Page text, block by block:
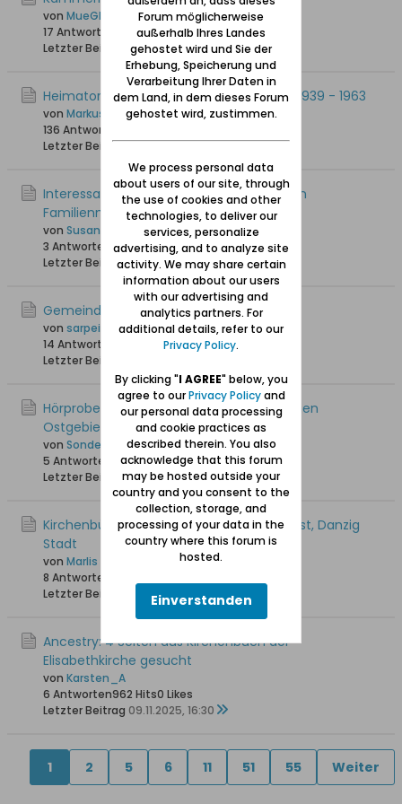
von MueGlo
17 Antworten
503 Hits0 Likes
Letzter Beitrag
10.04.2026, 10:24
Heimatortskartei Danzig - Westpreußen 1939 - 1963
von MarkusDE
136 Antworten
Letzter Beitrag15.03.2026, 16:35
Interessante Auflistung der Ursprünge von
Familiennamen um Danzig herum
von Susanna
3 Antworten
180 Hits0 Likes
Letzter Beitrag19.02.2026, 20:34
Gemeindeseelenlisten
von sarpei
14 Antworten
21.746 Hits0 Likes
Letzter Beitrag
Hörproben von Dialekten in den ehemaligen
Ostgebieten
von Sonde
5 Antworten
1.098 Hits0 Likes
Letzter Beitrag25.12.2025, 21:14
Kirchenbücher 1613 bis 1777 von Heilig Geist, Danzig
Stadt
von Marlis
8 Antworten
Letzter Beitrag
15.11.2025, 16:03
Ancestry: 4 Seiten aus Kirchenbuch der
Elisabethkirche gesucht
von Karsten_A
6 Antworten962 Hits0 Likes
Letzter Beitrag 09.11.2025, 16:30
1 2 5 6 11 51 55 Weiter
Forum möglicherweise
außerhalb Ihres Landes
gehostet wird und Sie der
Erhebung, Speicherung und
Verarbeitung Ihrer Daten in
dem Land, in dem dieses Forum
gehostet wird, zustimmen.
We process personal data
about users of our site, through
the use of cookies and other
technologies, to deliver our
services, personalize
advertising, and to analyze site
activity. We may share certain
information about our users
with our advertising and
analytics partners. For
additional details, refer to our
Privacy Policy.
By clicking "I AGREE" below, you
agree to ourPrivacy Policyand
our personal data processing
and cookie practices as
described therein. You also
acknowledge that this forum
may be hosted outside your
country and you consent to the
collection, storage, and
processing of your data in the
country where this forum is
hosted.
Einverstanden